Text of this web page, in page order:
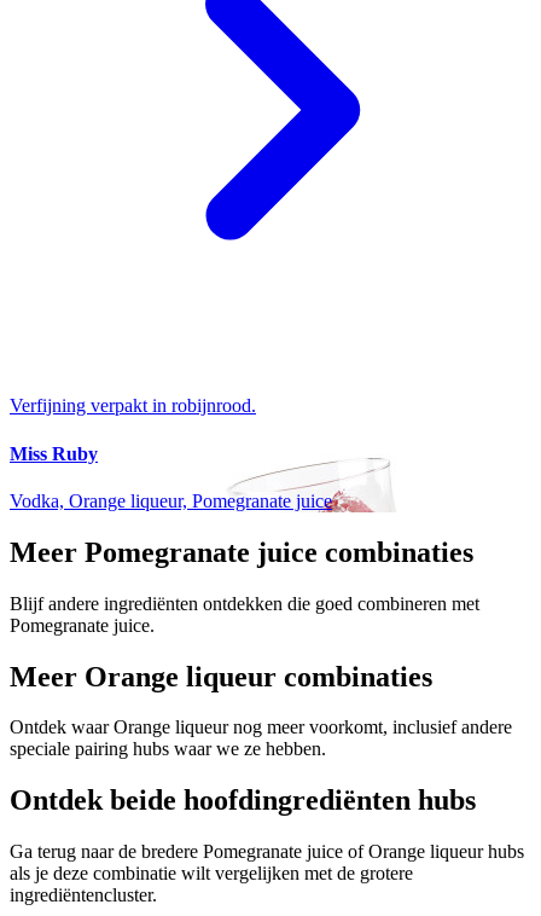
Verfijning verpakt in robijnrood.
Miss Ruby
Vodka, Orange liqueur, Pomegranate juice
Meer Pomegranate juice combinaties
Blijf andere ingrediënten ontdekken die goed combineren met
Pomegranate juice.
Meer Orange liqueur combinaties
Ontdek waar Orange liqueur nog meer voorkomt, inclusief andere
speciale pairing hubs waar we ze hebben.
Ontdek beide hoofdingrediënten hubs
Ga terug naar de bredere Pomegranate juice of Orange liqueur hubs
als je deze combinatie wilt vergelijken met de grotere
ingrediëntencluster.